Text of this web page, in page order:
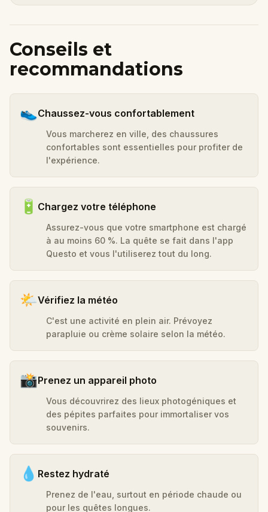
Conseils et
recommandations
👟Chaussez-vous confortablement
Vous marcherez en ville, des chaussures
confortables sont essentielles pour profiter de
l'expérience.
🔋 Chargez votre téléphone
Assurez-vous que votre smartphone est chargé
à au moins 60 %. La quête se fait dans l'app
Questo et vous l'utiliserez tout du long.
🌤️Vérifiez la météo
C'est une activité en plein air. Prévoyez
parapluie ou crème solaire selon la météo.
📸Prenez un appareil photo
Vous découvrirez des lieux photogéniques et
des pépites parfaites pour immortaliser vos
souvenirs.
💧 Restez hydraté
Prenez de l'eau, surtout en période chaude ou
pour les quêtes longues.